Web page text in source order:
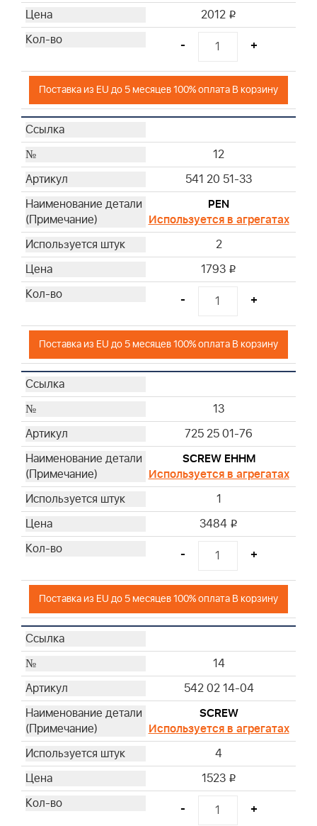
2012 i
- +
Поставка из EU до 5 месяцев 100% оплата В корзину
12
541 20 51-33
PEN
Используется в агрегатах
2
1793 i
- +
Поставка из EU до 5 месяцев 100% оплата В корзину
13
725 25 01-76
SCREW EHHM
Используется в агрегатах
1
3484 i
- +
Поставка из EU до 5 месяцев 100% оплата В корзину
14
542 02 14-04
SCREW
Используется в агрегатах
4
1523 i
- +